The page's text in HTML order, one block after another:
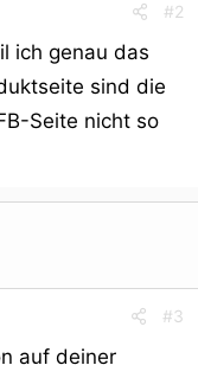
#2
ich genau das
sind die
Seite nicht so
#3
auf deiner